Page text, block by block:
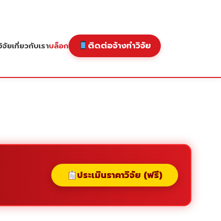
จัยเกี่ยวกับเราบล็อก ติดต่อจ้างทำวิจัย
ประเมินราคาวิจัย (ฟรี)